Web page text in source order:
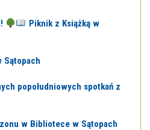
Piknik z Książką w
Sątopach
popołudniowych spotkań z
w Bibliotece w Sątopach